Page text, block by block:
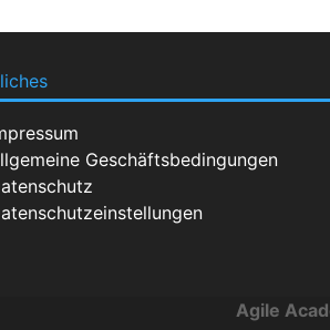
Geschäftsbedingungen
Agile